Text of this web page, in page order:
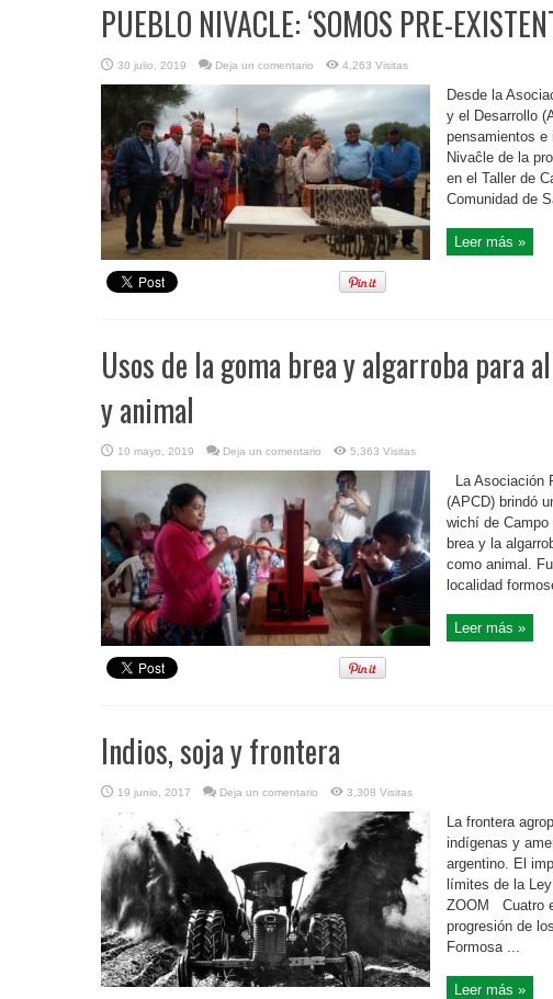
PUEBLO NIVACLE: ‘SOMOS PRE-
30 julio, 2019 Deja un comentario 4,263 Visitas
Desde la
y el Desarrollo
pensamientos e
Nivaĉle de la
en el Taller de
Comunidad de
Leer más »
Usos de la goma brea y algarroba para
y animal
10 mayo, 2019 Deja un comentario 5,363 Visitas
La Asociación
(APCD) brindó
wichí de
brea y la
como animal.
localidad
Leer más »
Indios, soja y frontera
19 junio, 2017 Deja un comentario 3,308 Visitas
La frontera
indígenas y
argentino. El
límites de la
ZOOM Cuatro
progresión de
Formosa ...
Leer más »